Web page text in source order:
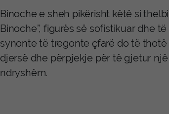
Binoche e sheh pikërisht këtë si
Binoche”, figurës së sofistikuar dhe
synonte të tregonte çfarë do të thotë
djersë dhe përpjekje për të gjetur
ndryshëm.